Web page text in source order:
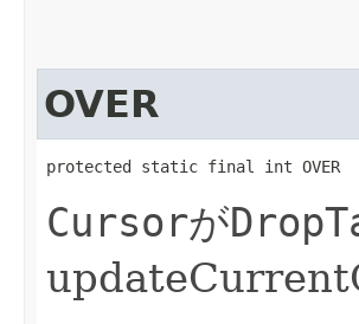
OVER
protected static final int OVER
Cursorが